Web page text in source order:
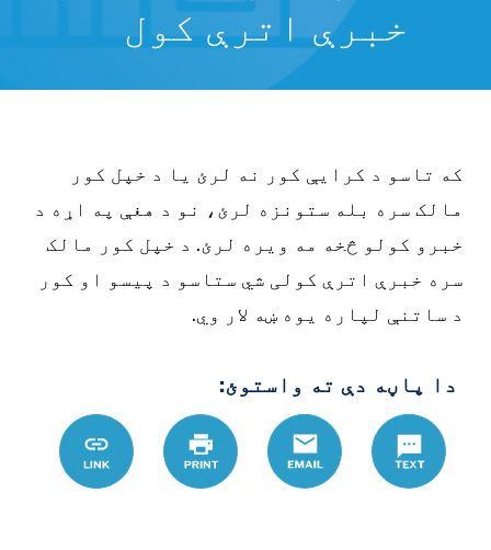
خبرې اترې کول
که تاسو د کرایې کور نه لرئ یا د خپل کور
مالک سره بله ستونزه لرئ، نو د هغې په اړه د
خبرو کولو څخه مه ویره لرئ. د خپل کور مالک
سره خبرې اترې کولی شي ستاسو د پیسو او کور
د ساتنې لپاره یوه ښه لار وي.
دا پاڼه دې ته واستوئ:
Text
Email چاپ Link